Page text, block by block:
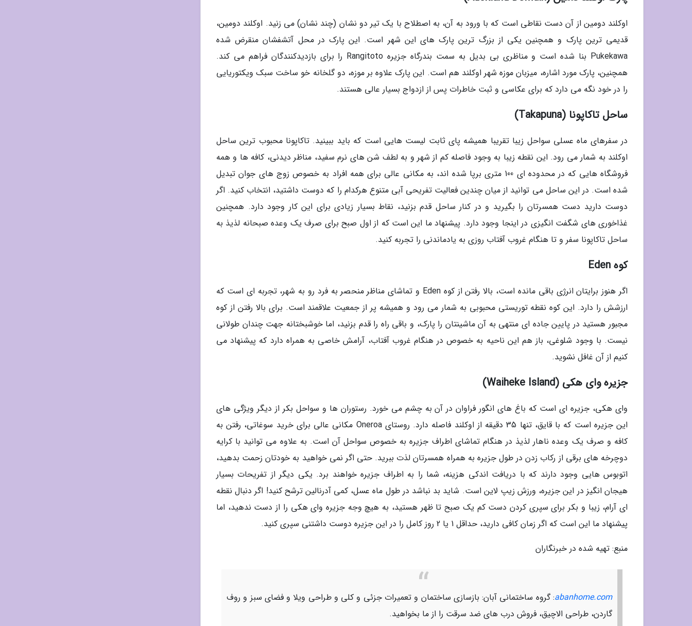
اوکلند دومین از آن دست نقاطی است که با ورود به آن، به اصطلاح با یک تیر دو نشان (چند نشان) می زنید. اوکلند دومین،
قدیمی ترین پارک و همچنین یکی از بزرگ ترین پارک های این شهر است. این پارک در محل آتشفشان منقرض شده
Pukekawa بنا شده است و مناظری بی بدیل به سمت بندرگاه جزیره Rangitoto را برای بازدیدکنندگان فراهم می کند.
همچنین، پارک مورد اشاره، میزبان موزه شهر اوکلند هم است. این پارک علاوه بر موزه، دو گلخانه خو ساخت سبک ویکتوریایی
را در خود نگه می دارد که برای عکاسی و ثبت خاطرات پس از ازدواج بسیار عالی هستند.
ساحل تاکاپونا (Takapuna)
در سفرهای ماه عسلی سواحل زیبا تقریبا همیشه پای ثابت لیست هایی است که باید ببینید. تاکاپونا محبوب ترین ساحل
اوکلند به شمار می رود. این نقطه زیبا به وجود فاصله کم از شهر و به لطف شن های نرم سفید، مناظر دیدنی، کافه ها و همه
فروشگاه هایی که در محدوده ای 100 متری برپا شده اند، به مکانی عالی برای همه افراد به خصوص زوج های جوان تبدیل
شده است. در این ساحل می توانید از میان چندین فعالیت تفریحی آبی متنوع هرکدام را که دوست داشتید، انتخاب کنید. اگر
دوست دارید دست همسرتان را بگیرید و در کنار ساحل قدم بزنید، نقاط بسیار زیادی برای این کار وجود دارد. همچنین
غذاخوری های شگفت انگیزی در اینجا وجود دارد. پیشنهاد ما این است که از اول صبح برای صرف یک وعده صبحانه لذیذ به
ساحل تاکاپونا سفر و تا هنگام غروب آفتاب روزی به یادماندنی را تجربه کنید.
کوه Eden
اگر هنوز برایتان انرژی باقی مانده است، بالا رفتن از کوه Eden و تماشای مناظر منحصر به فرد رو به شهر، تجربه ای است که
ارزشش را دارد. این کوه نقطه توریستی محبوبی به شمار می رود و همیشه پر از جمعیت علاقمند است. برای بالا رفتن از کوه
مجبور هستید در پایین جاده ای منتهی به آن ماشینتان را پارک، و باقی راه را قدم بزنید، اما خوشبختانه جهت چندان طولانی
نیست. با وجود شلوغی، باز هم این ناحیه به خصوص در هنگام غروب آفتاب، آرامش خاصی به همراه دارد که پیشنهاد می
کنیم از آن غافل نشوید.
جزیره وای هکی (Waiheke Island)
وای هکی، جزیره ای است که باغ های انگور فراوان در آن به چشم می خورد. رستوران ها و سواحل بکر از دیگر ویژگی های
این جزیره است که با قایق، تنها 35 دقیقه از اوکلند فاصله دارد. روستای Oneroa مکانی عالی برای خرید سوغاتی، رفتن به
کافه و صرف یک وعده ناهار لذیذ در هنگام تماشای اطراف جزیره به خصوص سواحل آن است. به علاوه می توانید با کرایه
دوچرخه های برقی از رکاب زدن در طول جزیره به همراه همسرتان لذت ببرید. حتی اگر نمی خواهید به خودتان زحمت بدهید،
اتوبوس هایی وجود دارند که با دریافت اندکی هزینه، شما را به اطراف جزیره خواهند برد. یکی دیگر از تفریحات بسیار
هیجان انگیز در این جزیره، ورزش زیپ لاین است. شاید بد نباشد در طول ماه عسل، کمی آدرنالین ترشح کنید! اگر دنبال نقطه
ای آرام، زیبا و بکر برای سپری کردن دست کم یک صبح تا ظهر هستید، به هیچ وجه جزیره وای هکی را از دست ندهید، اما
پیشنهاد ما این است که اگر زمان کافی دارید، حداقل 1 یا 2 روز کامل را در این جزیره دوست داشتنی سپری کنید.
منبع: تهیه شده در خبرنگاران
abanhome.com: گروه ساختمانی آبان: بازسازی ساختمان و تعمیرات جزئی و کلی و طراحی ویلا و فضای سبز و روف
گاردن، طراحی الاچیق، فروش درب های ضد سرقت را از ما بخواهید.